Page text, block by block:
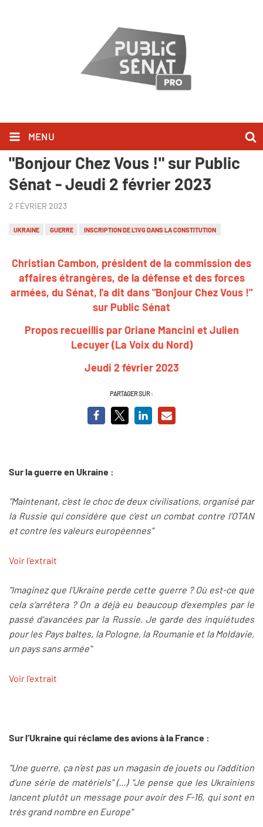
MENU
Christian Cambon l'a dit dans
"Bonjour Chez Vous !" sur Public
Sénat - Jeudi 2 février 2023
2 FÉVRIER 2023
UKRAINE GUERRE INSCRIPTION DE L'IVG DANS LA CONSTITUTION
Christian Cambon, président de la commission des
affaires étrangères, de la défense et des forces
armées, du Sénat, l'a dit dans "Bonjour Chez Vous !"
sur Public Sénat
Propos recueillis par Oriane Mancini et Julien
Lecuyer (La Voix du Nord)
Jeudi 2 février 2023
PARTAGER SUR :
Sur la guerre en Ukraine :
"Maintenant, c’est le choc de deux civilisations, organisé par
la Russie qui considère que c’est un combat contre l’OTAN
et contre les valeurs européennes"
Voir l'extrait
"Imaginez que l’Ukraine perde cette guerre ? Où est-ce que
cela s’arrêtera ? On a déjà eu beaucoup d’exemples par le
passé d’avancées par la Russie. Je garde des inquiétudes
pour les Pays baltes, la Pologne, la Roumanie et la Moldavie,
un pays sans armée"
Voir l'extrait
Sur l’Ukraine qui réclame des avions à la France :
"Une guerre, ça n’est pas un magasin de jouets ou l’addition
d’une série de matériels" (...) "Je pense que les Ukrainiens
lancent plutôt un message pour avoir des F-16, qui sont en
très grand nombre en Europe"